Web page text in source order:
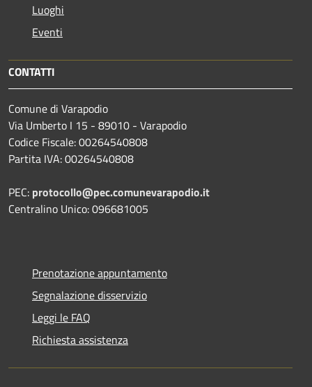
Luoghi
Eventi
CONTATTI
Comune di Varapodio
Via Umberto I 15 - 89010 - Varapodio
Codice Fiscale: 00264540808
Partita IVA: 00264540808
PEC: protocollo@pec.comunevarapodio.it
Centralino Unico: 096681005
Prenotazione appuntamento
Segnalazione disservizio
Leggi le FAQ
Richiesta assistenza